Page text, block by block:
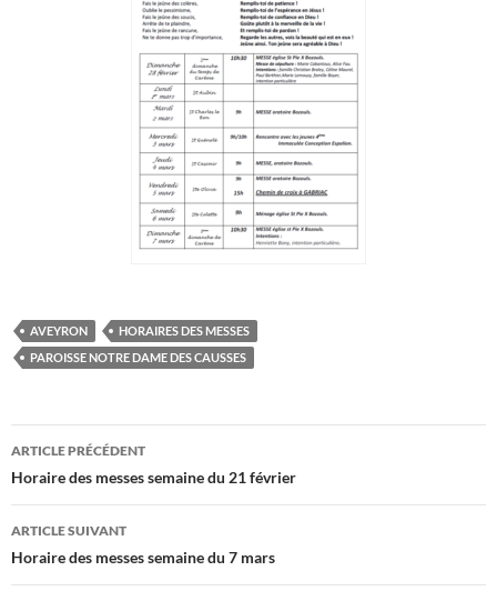
AVEYRON
HORAIRES DES MESSES
PAROISSE NOTRE DAME DES CAUSSES
Navigation
des
articles
ARTICLE PRÉCÉDENT
Horaire des messes semaine du 21 février
ARTICLE SUIVANT
Horaire des messes semaine du 7 mars